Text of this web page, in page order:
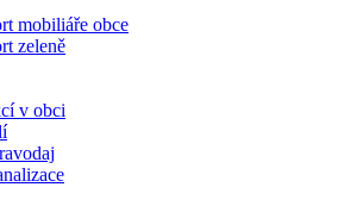
mobiliáře obce
zeleně
v obci